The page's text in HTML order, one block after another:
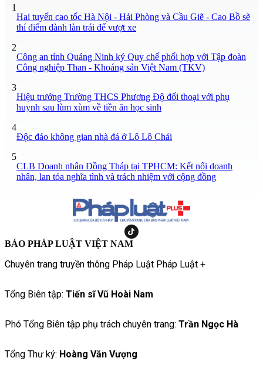
1
Hai tuyến cao tốc Hà Nội - Hải Phòng và Cầu Giẽ - Cao Bồ sẽ
thí điểm dành làn trái để vượt xe
2
Công an tỉnh Quảng Ninh ký Quy chế phối hợp với Tập đoàn
Công nghiệp Than - Khoáng sản Việt Nam (TKV)
3
Hiệu trưởng Trường THCS Phương Độ đối thoại với phụ
huynh sau lùm xùm về tiền ăn học sinh
4
Độc đáo không gian nhà đá ở Lô Lô Chải
5
CLB Doanh nhân Đồng Tháp tại TPHCM: Kết nối doanh
nhân, lan tỏa nghĩa tình và trách nhiệm với cộng đồng
BÁO PHÁP LUẬT VIỆT NAM
Chuyên trang truyền thông Pháp Luật Pháp Luật +
Tổng Biên tập: Tiến sĩ Vũ Hoài Nam
Phó Tổng Biên tập phụ trách chuyên trang: Trần Ngọc Hà
Tổng Thư ký: Hoàng Văn Vượng